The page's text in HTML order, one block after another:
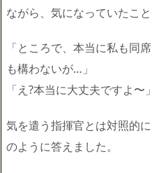
ながら、気になっていたこと
「ところで、本当に私も同
も構わないが…」
「え?本当に大丈夫ですよ〜」
気を遣う指揮官とは対照的
のように答えました。